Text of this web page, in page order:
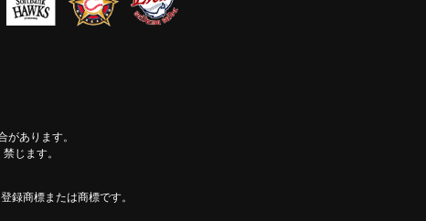
があります。
じます。
録商標または商標です。